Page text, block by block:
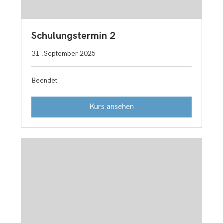
Schulungstermin 2
31 .September 2025
Beendet
Kurs ansehen